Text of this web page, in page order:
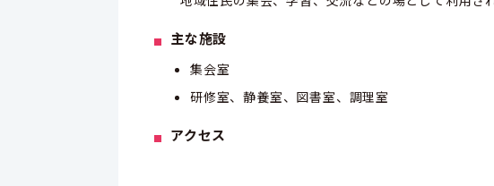
主な施設
集会室
研修室、静養室、図書室、調理室
アクセス